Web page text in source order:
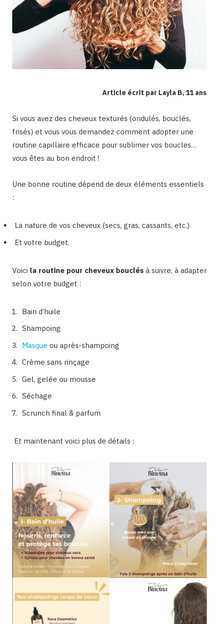
Article écrit par Layla B, 11 ans
Si vous avez des cheveux texturés (ondulés, bouclés,
frisés) et vous vous demandez comment adopter une
routine capillaire efficace pour sublimer vos boucles…
vous êtes au bon endroit !
Une bonne routine dépend de deux éléments essentiels
:
La nature de vos cheveux (secs, gras, cassants, etc.)
Et votre budget.
Voici la routine pour cheveux bouclés à suivre, à adapter
selon votre budget :
Bain d’huile
Shampoing
Masque ou après-shampoing
Crème sans rinçage
Gel, gelée ou mousse
Séchage
Scrunch final & parfum
Et maintenant voici plus de détails :